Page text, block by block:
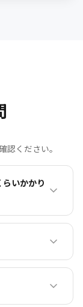
認ください。
いかかり